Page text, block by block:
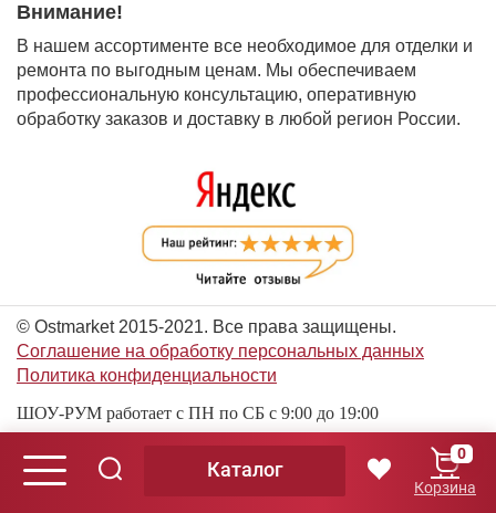
Внимание!
В нашем ассортименте все необходимое для отделки и
ремонта по выгодным ценам. Мы обеспечиваем
профессиональную консультацию, оперативную
обработку заказов и доставку в любой регион России.
© Ostmarket 2015-2021. Все права защищены.
Соглашение на обработку персональных данных
Политика конфиденциальности
ШОУ-РУМ работает с ПН по СБ с 9:00 до 19:00
© Ostmarket 2015-2026. Все права защищены.
Каталог
0
Корзина